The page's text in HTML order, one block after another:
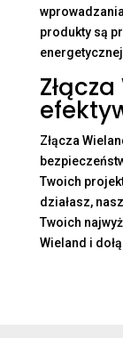
produkty są
Złącza
Twoich
działasz,
Twoich
Wieland i